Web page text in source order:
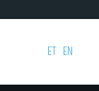
ET EN